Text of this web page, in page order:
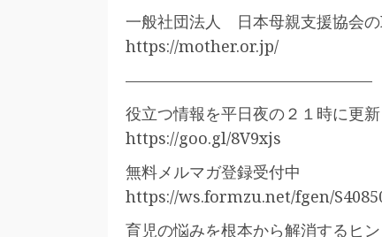
一般社団法人 日本母親支援協会
https://mother.or.jp/
———————————————–
役立つ情報を平日夜の２１時に更
https://goo.gl/8V9xjs
無料メルマガ登録受付中
https://ws.formzu.net/fgen/
育児の悩みを根本から解消するヒ